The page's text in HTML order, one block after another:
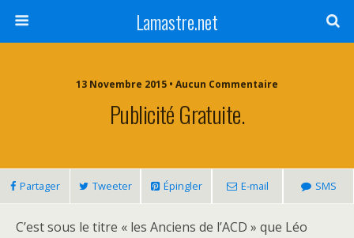
Lamastre.net
13 Novembre 2015 • Aucun Commentaire
Publicité Gratuite.
Partager Tweeter Épingler E-mail SMS
C’est sous le titre « les Anciens de l’ACD » que Léo